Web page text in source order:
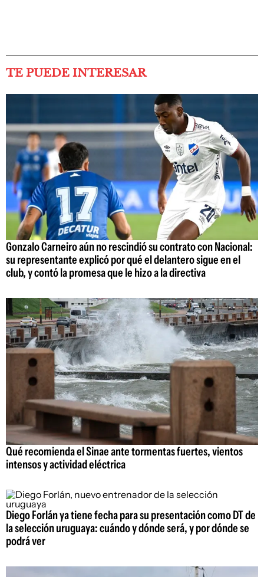
TE PUEDE INTERESAR
Gonzalo Carneiro aún no rescindió su contrato con Nacional:
su representante explicó por qué el delantero sigue en el
club, y contó la promesa que le hizo a la directiva
Qué recomienda el Sinae ante tormentas fuertes, vientos
intensos y actividad eléctrica
Diego Forlán ya tiene fecha para su presentación como DT de
la selección uruguaya: cuándo y dónde será, y por dónde se
podrá ver